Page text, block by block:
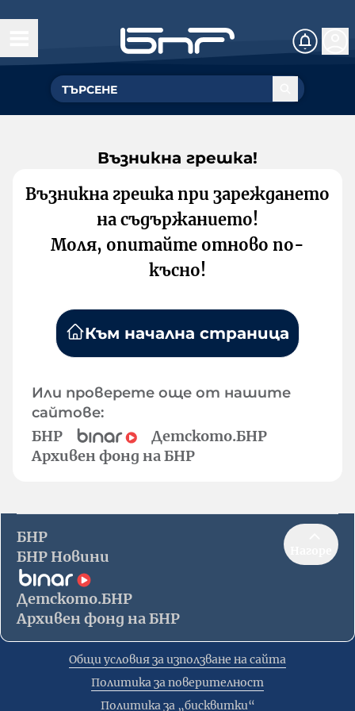
Възникна грешка!
Възникна грешка при зареждането
на съдържанието!
Моля, опитайте отново по-
късно!
Към начална страница
Или проверете още от нашите
сайтове:
БНР
Детското.БНР
Архивен фонд на БНР
БНР
БНР Новини
Детското.БНР
Архивен фонд на БНР
Общи условия за използване на сайта
Политика за поверителност
Политика за „бисквитки“